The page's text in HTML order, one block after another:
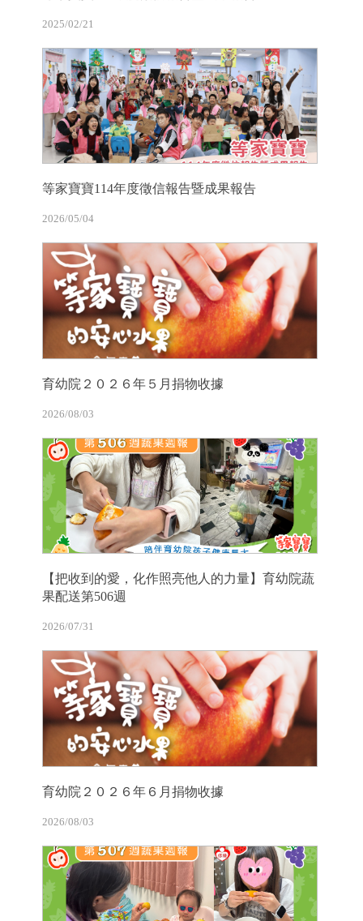
2025/02/21
等家寶寶114年度徵信報告暨成果報告
2026/05/04
育幼院２０２６年５月捐物收據
2026/08/03
【把收到的愛，化作照亮他人的力量】育幼院蔬
果配送第506週
2026/07/31
育幼院２０２６年６月捐物收據
2026/08/03